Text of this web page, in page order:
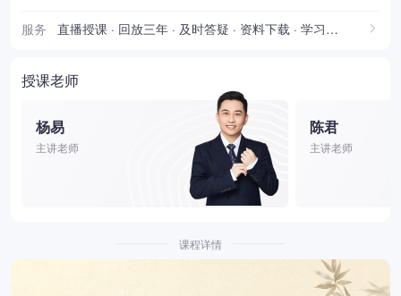
服务 直播授课 · 回放三年 · 及时答疑 · 资料下载 · 学习报告
授课老师
杨易
主讲老师
陈君
主讲老师
课程详情